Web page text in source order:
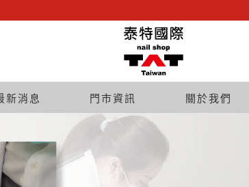
新消息 門市資訊 關於我們